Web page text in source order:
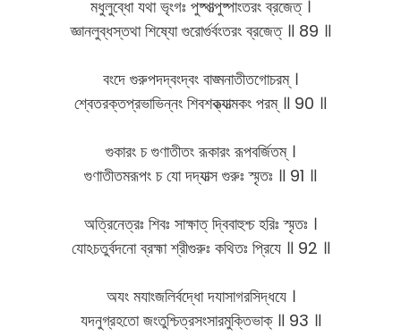
মধুলুব্ধো যথা ভৃংগঃ পুষ্পাত্পুষ্পাংতরং ব্রজেত্ ।
জ্ঞানলুব্ধস্তথা শিষ্যো গুরোর্গুর্বংতরং ব্রজেত্ ॥ 89 ॥
বংদে গুরুপদদ্বংদ্বং বাঙ্মনাতীতগোচরম্ ।
শ্বেতরক্তপ্রভাভিন্নং শিবশক্ত্যাত্মকং পরম্ ॥ 90 ॥
গুকারং চ গুণাতীতং রূকারং রূপবর্জিতম্ ।
গুণাতীতমরূপং চ যো দদ্যাত্স গুরুঃ স্মৃতঃ ॥ 91 ॥
অত্রিনেত্রঃ শিবঃ সাক্ষাত্ দ্বিবাহুশ্চ হরিঃ স্মৃতঃ ।
যোঽচতুর্বদনো ব্রহ্মা শ্রীগুরুঃ কথিতঃ প্রিযে ॥ 92 ॥
অযং মযাংজলির্বদ্ধো দযাসাগরসিদ্ধযে ।
যদনুগ্রহতো জংতুশ্চিত্রসংসারমুক্তিভাক্ ॥ 93 ॥